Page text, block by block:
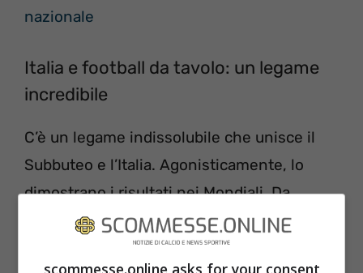
nazionale
Italia e football da tavolo: un legame
incredibile
C’è un legame indissolubile che unisce il
Subbuteo e l’Italia. Agonisticamente, lo
dimostrano i risultati nei Mondiali. Da
quando sono stati creati, nel 1994,sono
stati vinti sedici volte dagli Azzurri
scommesse.online asks for your consent